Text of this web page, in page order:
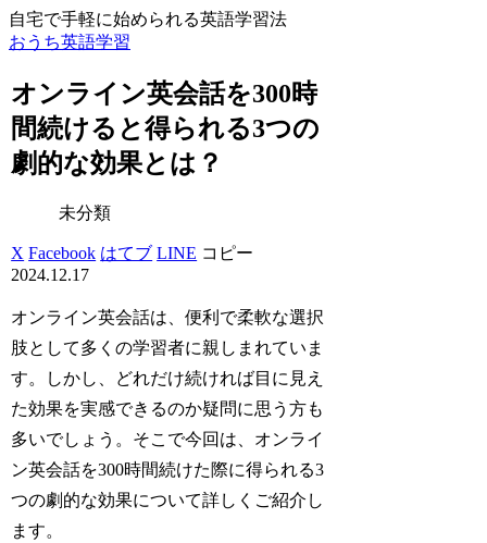
自宅で手軽に始められる英語学習法
おうち英語学習
オンライン英会話を300時
間続けると得られる3つの
劇的な効果とは？
未分類
X Facebook はてブ LINE コピー
2024.12.17
オンライン英会話は、便利で柔軟な選択
肢として多くの学習者に親しまれていま
す。しかし、どれだけ続ければ目に見え
た効果を実感できるのか疑問に思う方も
多いでしょう。そこで今回は、オンライ
ン英会話を300時間続けた際に得られる3
つの劇的な効果について詳しくご紹介し
ます。